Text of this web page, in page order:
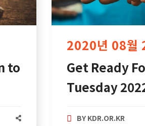
to
2020년 08월
Get Ready
Tuesday
BY KDR.OR.KR